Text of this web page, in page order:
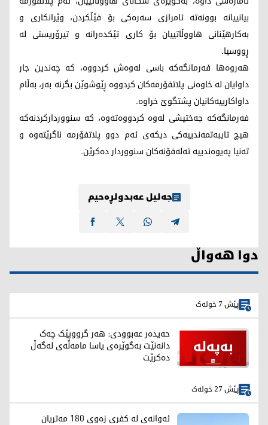
بیانییانە بوونەتە ئامرازی سەرەکی بۆ فێڵکردن، وێرانکاری و
بەکارهێنانی هاووڵاتییان بۆ کاری تێکدەرانە و تیرۆریستی لە
ڕووسیا.
هەروەها فەرمانگەکە باسی لەوەش کردووە، کە چەندین جار
داوایان لە خاوەنی پلاتفۆرمەکان کردووە ڕێوشوێن بگرنە بەر، بەڵام
داواکارییەکانیان پشتگوێ خراوە.
فەرمانگەکە جەختیشی لەوە کردووەتەوە، کە سنووردارکردنەکە
هیچ تایبەتمەندییەکی دیکەی ئەم دوو پلاتفۆرمە ناگرێتەوە و
تەنیا پەیوەندییە تەلەفۆنەکان سنووردار دەکرێن.
جەلیل عەبدولڕەحیم
دوا هەواڵ
پێش 7 خولەک
حەیدەر عەبوودی: هەر گرووپێک چەک
دانەنێت بەگوێرەی یاسا مامەڵەی لەگەڵ
دەکرێت
پێش 27 خولەک
ئەوانەی لە کفری زەوی 180 مەتریان